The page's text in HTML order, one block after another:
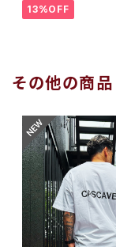
13%OFF
その他の商品